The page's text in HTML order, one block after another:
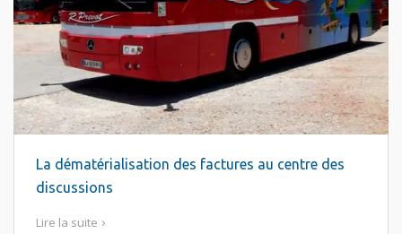
La dématérialisation des factures au centre des
discussions
Lire la suite